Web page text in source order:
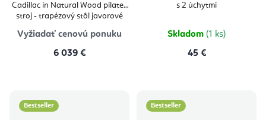
Cadillac in Natural Wood pilates
stroj - trapézový stôl javorové
Vyžiadať cenovú ponuku
6 039 €
s 2 úchytmi
Skladom (1 ks)
45 €
Bestseller Bestseller